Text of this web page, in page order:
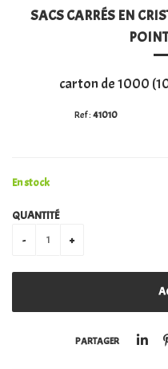
SACS CARRÉS EN
carton de 1000
41010
En stock
QUANTITÉ
PARTAGER